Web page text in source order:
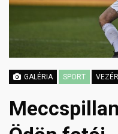
GALÉRIA SPORT VEZÉR